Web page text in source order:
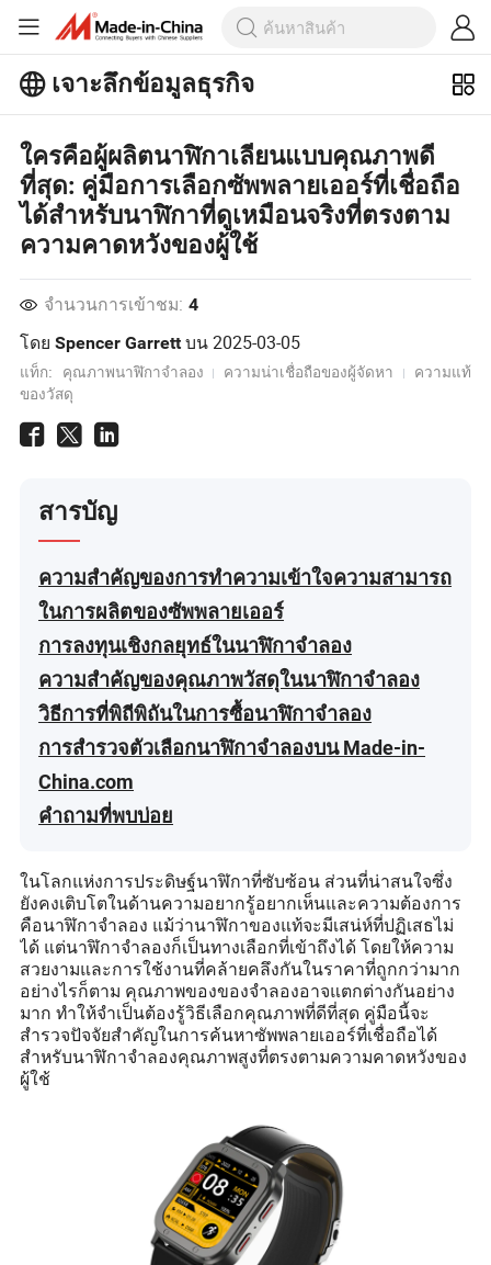
เจาะลึกข้อมูลธุรกิจ
เจาะลึกข้อมูลธุรกิจ!
ดูเพิ่มเติม
ใครคือผู้ผลิตนาฬิกาเลียนแบบคุณภาพดี
ที่สุด: คู่มือการเลือกซัพพลายเออร์ที่เชื่อถือ
ได้สำหรับนาฬิกาที่ดูเหมือนจริงที่ตรงตาม
ความคาดหวังของผู้ใช้
จำนวนการเข้าชม: 4
โดยSpencer Garrett บน2025-03-05
แท็ก: คุณภาพนาฬิกาจำลอง ความน่าเชื่อถือของผู้จัดหา
ความแท้
ของวัสดุ
สารบัญ
ความสำคัญของการทำความเข้าใจความสามารถ
ในการผลิตของซัพพลายเออร์
การลงทุนเชิงกลยุทธ์ในนาฬิกาจำลอง
ความสำคัญของคุณภาพวัสดุในนาฬิกาจำลอง
วิธีการที่พิถีพิถันในการซื้อนาฬิกาจำลอง
การสำรวจตัวเลือกนาฬิกาจำลองบน Made-in-
China.com
คำถามที่พบบ่อย
ในโลกแห่งการประดิษฐ์นาฬิกาที่ซับซ้อน ส่วนที่น่าสนใจซึ่ง
ยังคงเติบโตในด้านความอยากรู้อยากเห็นและความต้องการ
คือนาฬิกาจำลอง แม้ว่านาฬิกาของแท้จะมีเสน่ห์ที่ปฏิเสธไม่
ได้ แต่นาฬิกาจำลองก็เป็นทางเลือกที่เข้าถึงได้ โดยให้ความ
สวยงามและการใช้งานที่คล้ายคลึงกันในราคาที่ถูกกว่ามาก
อย่างไรก็ตาม คุณภาพของของจำลองอาจแตกต่างกันอย่าง
มาก ทำให้จำเป็นต้องรู้วิธีเลือกคุณภาพที่ดีที่สุด คู่มือนี้จะ
สำรวจปัจจัยสำคัญในการค้นหาซัพพลายเออร์ที่เชื่อถือได้
สำหรับนาฬิกาจำลองคุณภาพสูงที่ตรงตามความคาดหวังของ
ผู้ใช้